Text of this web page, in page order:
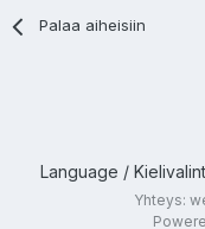
Palaa aiheisiin
Language /
Yhteys: